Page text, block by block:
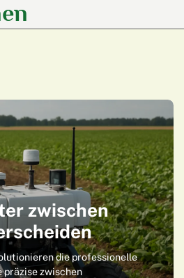
zwischen
die professionelle
präzise zwischen